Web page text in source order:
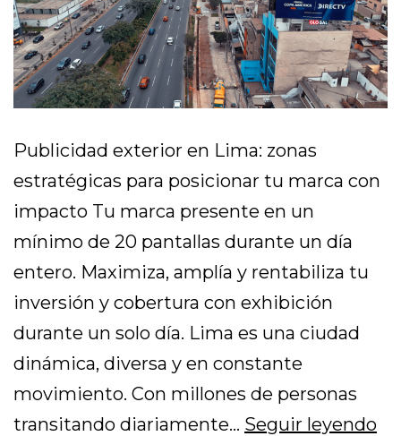
Publicidad exterior en Lima: zonas
estratégicas para posicionar tu marca con
impacto Tu marca presente en un
mínimo de 20 pantallas durante un día
entero. Maximiza, amplía y rentabiliza tu
inversión y cobertura con exhibición
durante un solo día. Lima es una ciudad
dinámica, diversa y en constante
movimiento. Con millones de personas
transitando diariamente… Seguir leyendo